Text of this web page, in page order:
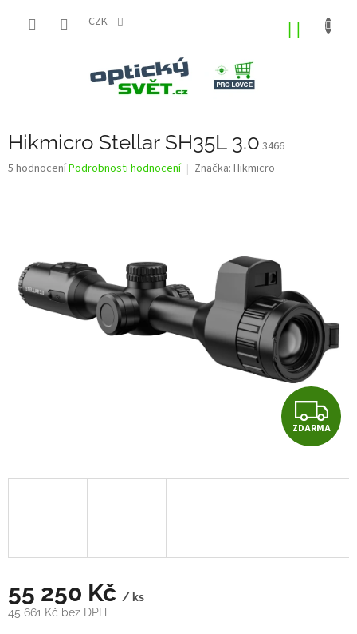
CZK
Hikmicro Stellar SH35L 3.0 3466
Průměrné
hvězdiček.
5 hodnoceníPodrobnosti hodnocení Značka: Hikmicro
Z
D
A
ZDARMA
55 250 Kč / ks
45 661 Kč bez DPH